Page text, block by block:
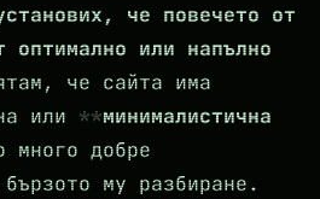
че повечето от
оптимално или напълно
че сайта има
или
минималистична
много добре
му разбиране.